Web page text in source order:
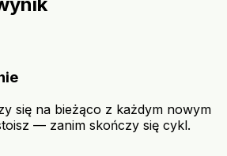
się na bieżąco z każdym nowym
— zanim skończy się cykl.